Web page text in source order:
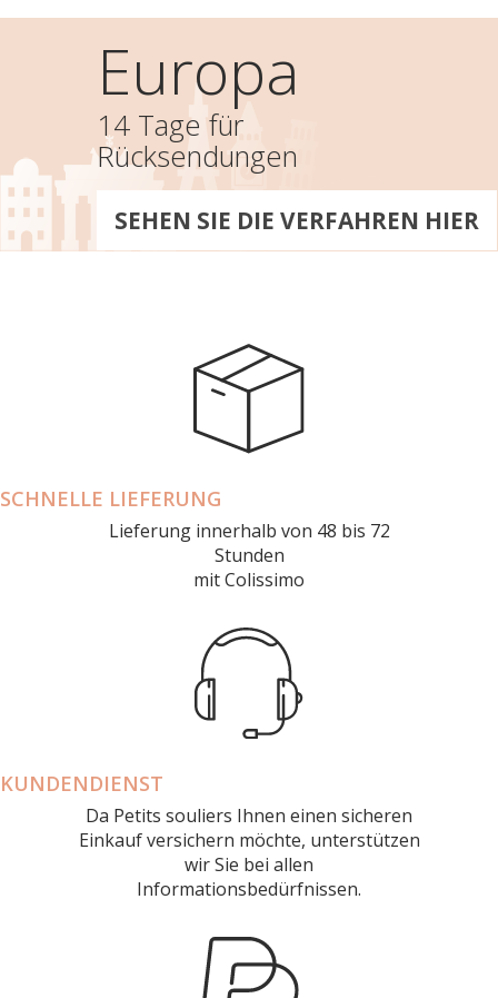
Europa
14 Tage für
Rücksendungen
SEHEN SIE DIE VERFAHREN HIER
SCHNELLE LIEFERUNG
Lieferung innerhalb von 48 bis 72
Stunden
mit Colissimo
KUNDENDIENST
Da Petits souliers Ihnen einen sicheren
Einkauf versichern möchte, unterstützen
wir Sie bei allen
Informationsbedürfnissen.